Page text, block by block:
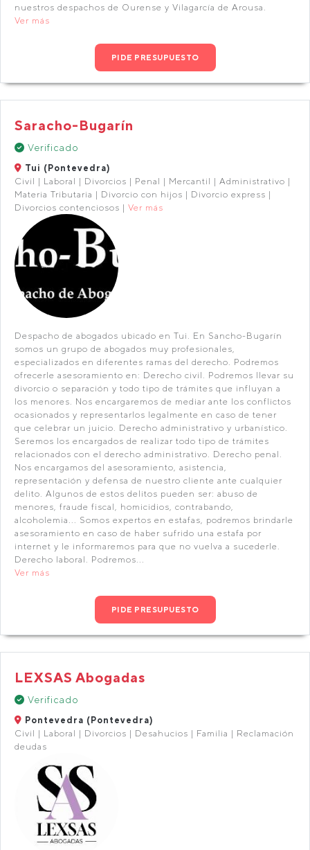
nuestros despachos de Ourense y Vilagarcía de Arousa.
Ver más
PIDE PRESUPUESTO
Saracho-Bugarín
Verificado
Tui (Pontevedra)
Civil | Laboral | Divorcios | Penal | Mercantil | Administrativo |
Materia Tributaria | Divorcio con hijos | Divorcio express |
Divorcios contenciosos | Ver más
Despacho de abogados ubicado en Tui. En Sancho-Bugarín
somos un grupo de abogados muy profesionales,
especializados en diferentes ramas del derecho. Podremos
ofrecerle asesoramiento en: Derecho civil. Podremos llevar su
divorcio o separación y todo tipo de trámites que influyan a
los menores. Nos encargaremos de mediar ante los conflictos
ocasionados y representarlos legalmente en caso de tener
que celebrar un juicio. Derecho administrativo y urbanístico.
Seremos los encargados de realizar todo tipo de trámites
relacionados con el derecho administrativo. Derecho penal.
Nos encargamos del asesoramiento, asistencia,
representación y defensa de nuestro cliente ante cualquier
delito. Algunos de estos delitos pueden ser: abuso de
menores, fraude fiscal, homicidios, contrabando,
alcoholemia... Somos expertos en estafas, podremos brindarle
asesoramiento en caso de haber sufrido una estafa por
internet y le informaremos para que no vuelva a sucederle.
Derecho laboral. Podremos...
Ver más
PIDE PRESUPUESTO
LEXSAS Abogadas
Verificado
Pontevedra (Pontevedra)
Civil | Laboral | Divorcios | Desahucios | Familia | Reclamación
deudas